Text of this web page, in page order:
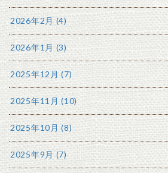
2026年2月 (4)
2026年1月 (3)
2025年12月 (7)
2025年11月 (10)
2025年10月 (8)
2025年9月 (7)